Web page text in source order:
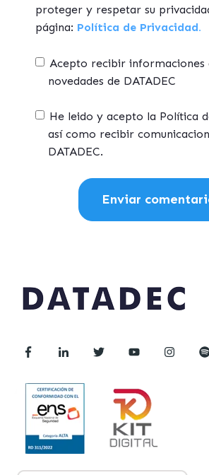
proteger y respetar su
página: Política de Privacidad.
Acepto recibir informaciones
novedades de DATADEC
He leido y acepto la Política
así como recibir
DATADEC.